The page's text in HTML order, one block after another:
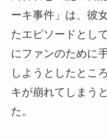
ーキ事件」は、彼
たエピソードとし
にファンのために
しようとしたとこ
キが崩れてしまう
た。